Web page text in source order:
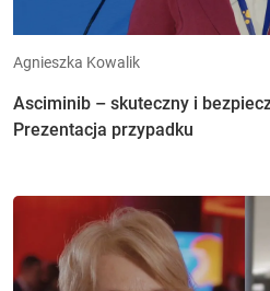
Agnieszka Kowalik
Asciminib – skuteczny i
Prezentacja przypadku